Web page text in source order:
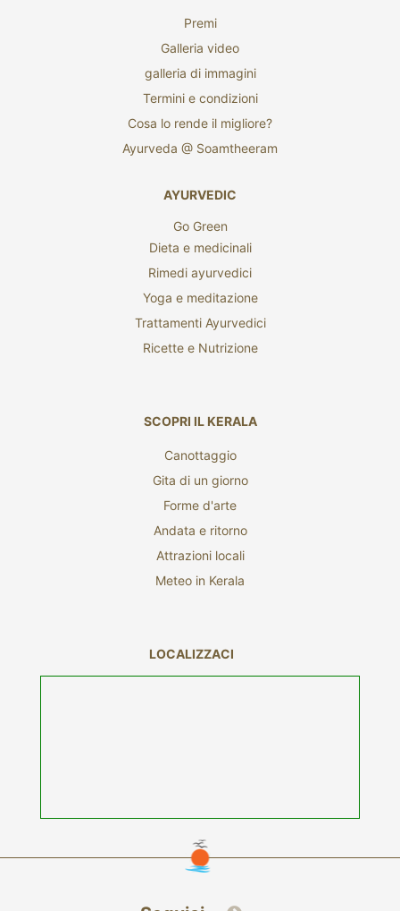
Premi
Galleria video
galleria di immagini
Termini e condizioni
Cosa lo rende il migliore?
Ayurveda @ Soamtheeram
AYURVEDIC
Go Green
Dieta e medicinali
Rimedi ayurvedici
Yoga e meditazione
Trattamenti Ayurvedici
Ricette e Nutrizione
SCOPRI IL KERALA
Canottaggio
Gita di un giorno
Forme d'arte
Andata e ritorno
Attrazioni locali
Meteo in Kerala
LOCALIZZACI